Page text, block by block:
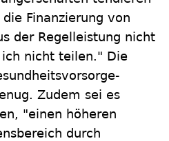
Finanzierung von
der Regelleistung nicht
ich nicht teilen." Die
Zudem sei es
"einen höheren
durch